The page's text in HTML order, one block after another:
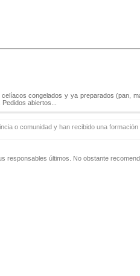
congelados y ya preparados (pan,
abiertos...
o comunidad y han recibido una
últimos. No obstante